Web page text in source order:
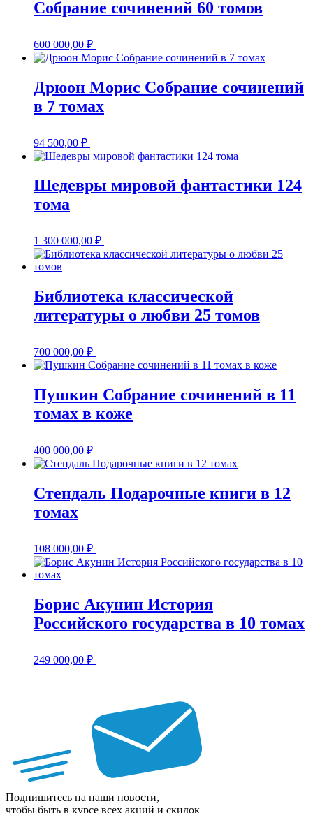
Собрание сочинений 60 томов
600 000,00 ₽
Дрюон Морис Собрание сочинений
в 7 томах
94 500,00 ₽
Шедевры мировой фантастики 124
тома
1 300 000,00 ₽
Библиотека классической
литературы о любви 25 томов
700 000,00 ₽
Пушкин Собрание сочинений в 11
томах в коже
400 000,00 ₽
Стендаль Подарочные книги в 12
томах
108 000,00 ₽
Борис Акунин История
Российского государства в 10 томах
249 000,00 ₽
Подпишитесь на наши новости,
чтобы быть в курсе всех акций и скидок